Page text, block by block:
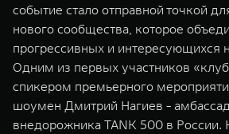
WEY 80
Масштаб возможностей
от 6 449 000 ₽
событие стало отправной точкой
нового сообщества, которое
прогрессивных и
Одним из первых участников
спикером премьерного
шоумен Дмитрий Нагиев -
внедорожника TANK 500 в России.